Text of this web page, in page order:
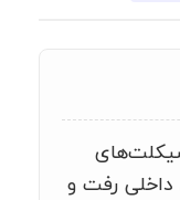
داخلی رفت و